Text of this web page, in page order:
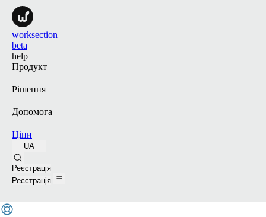
worksection
beta
help
Продукт
Рішення
Допомога
Ціни
UA
Реєстрація
Реєстрація